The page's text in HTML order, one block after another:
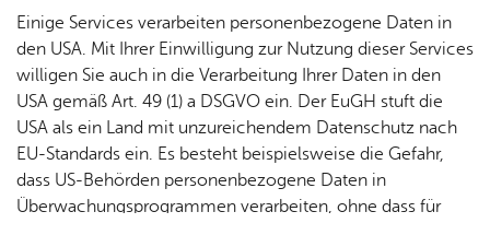
Cookies akzeptieren und Karte laden
Einige Services verarbeiten personenbezogene Daten in
den USA. Mit Ihrer Einwilligung zur Nutzung dieser Services
willigen Sie auch in die Verarbeitung Ihrer Daten in den
USA gemäß Art. 49 (1) a DSGVO ein. Der EuGH stuft die
USA als ein Land mit unzureichendem Datenschutz nach
EU-Standards ein. Es besteht beispielsweise die Gefahr,
dass US-Behörden personenbezogene Daten in
Überwachungsprogrammen verarbeiten, ohne dass für